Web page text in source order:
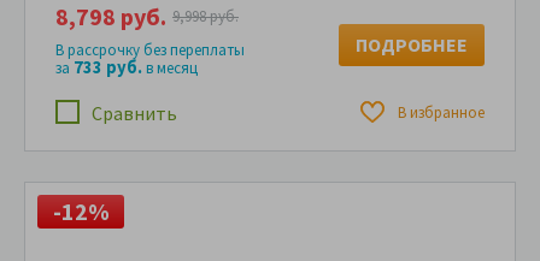
Сравнить В избранное
8,798 руб. 9,998 руб.
В рассрочку без переплаты
за 733 руб.в месяц
ПОДРОБНЕЕ
-12%